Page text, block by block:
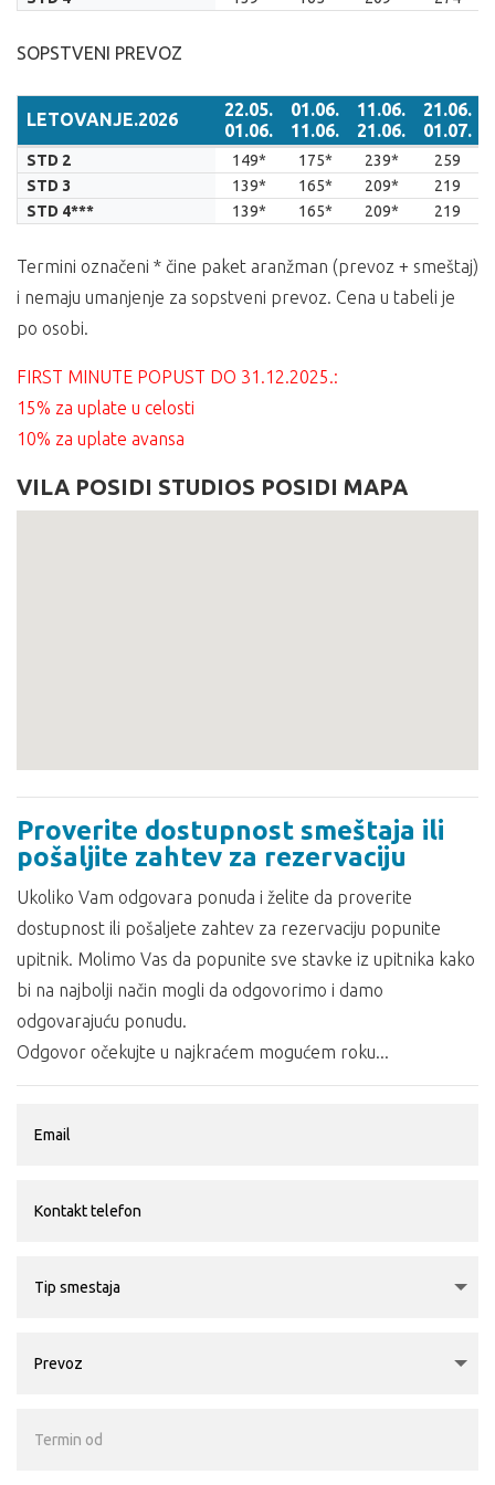
SOPSTVENI PREVOZ
LETOVANJE.2026
22.05.
01.06.
01.06.
11.06.
11.06.
21.06.
21.06.
01.07.
LETOVANJE.2026
22.05.
01.06.
01.06.
11.06.
11.06.
21.06.
21.06.
01.07.
STD 2 149* 175* 239*
259
STD 3
139* 165* 209*
219
STD 4***
139* 165* 209* 219
Termini označeni * čine paket aranžman (prevoz + smeštaj)
i nemaju umanjenje za sopstveni prevoz. Cena u tabeli je
po osobi.
FIRST MINUTE POPUST DO 31.12.2025.:
15% za uplate u celosti
10% za uplate avansa
VILA POSIDI STUDIOS POSIDI MAPA
Proverite dostupnost smeštaja ili
pošaljite zahtev za rezervaciju
Ukoliko Vam odgovara ponuda i želite da proverite
dostupnost ili pošaljete zahtev za rezervaciju popunite
upitnik. Molimo Vas da popunite sve stavke iz upitnika kako
bi na najbolji način mogli da odgovorimo i damo
odgovarajuću ponudu.
Odgovor očekujte u najkraćem mogućem roku...